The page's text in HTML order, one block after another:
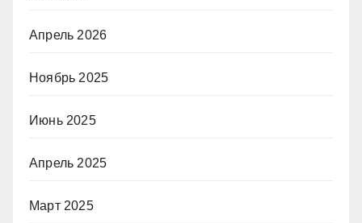
Апрель 2026
Ноябрь 2025
Июнь 2025
Апрель 2025
Март 2025